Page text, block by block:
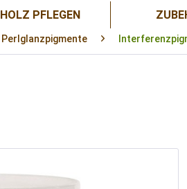
HOLZ PFLEGEN
Perlglanzpigmente